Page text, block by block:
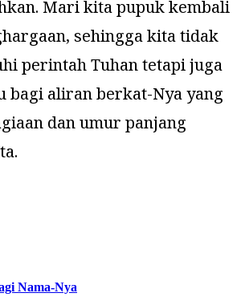
Mari kita pupuk kembali
sehingga kita tidak
perintah Tuhan tetapi juga
bagi aliran berkat-Nya yang
dan umur panjang
Nama-Nya